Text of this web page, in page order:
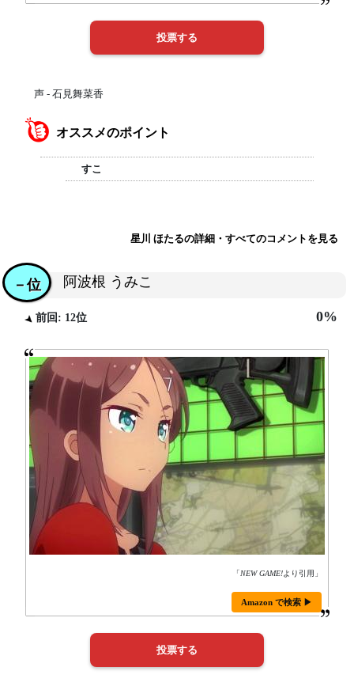
声 - 石見舞菜香
オススメのポイント
すこ
星川 ほたるの詳細・すべてのコメントを見る
阿波根 うみこ
－位
前回: 12位 0%
「NEW GAME!より引用」
Amazon で検索 ▶